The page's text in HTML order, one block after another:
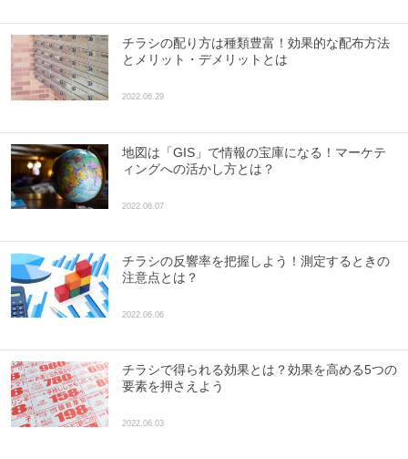
チラシの配り方は種類豊富！効果的な配布方法
とメリット・デメリットとは
2022.06.29
地図は「GIS」で情報の宝庫になる！マーケテ
ィングへの活かし方とは？
2022.06.07
チラシの反響率を把握しよう！測定するときの
注意点とは？
2022.06.06
チラシで得られる効果とは？効果を高める5つの
要素を押さえよう
2022.06.03